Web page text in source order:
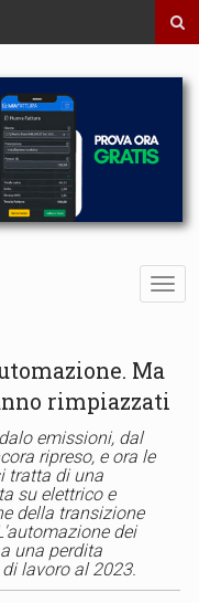
Ma
rimpiazzati
emissioni, dal
ripreso, e ora le
tratta di una
su elettrico e
della transizione
dei
una perdita
lavoro al 2023.